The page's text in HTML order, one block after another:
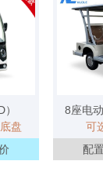
盘
8座电
可
配置
获取报价方案
已获取报价方案
已获取报价方案
已获取报价方案
已获取报价方案